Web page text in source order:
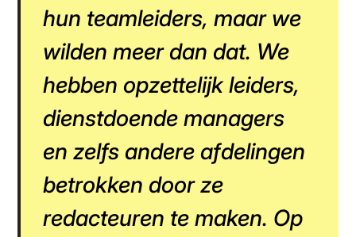
hun teamleiders, maar we
wilden meer dan dat. We
hebben opzettelijk leiders,
dienstdoende managers
en zelfs andere afdelingen
betrokken door ze
redacteuren te maken. Op